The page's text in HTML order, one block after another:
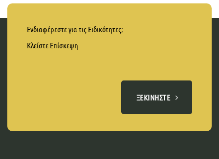
Ενδιαφέρεστε για τις Ειδικότητες;
Κλείστε Επίσκεψη
ΞΕΚΙΝΉΣΤΕ